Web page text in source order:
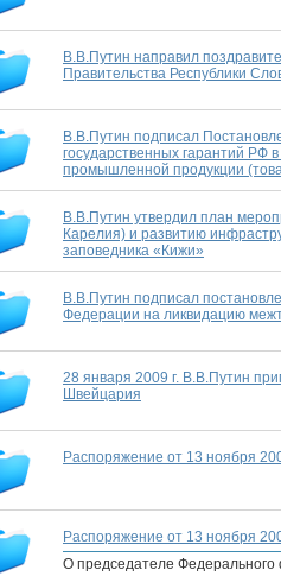
В.В.Путин направил
Правительства Республики
В.В.Путин подписал
государственных гарантий РФ
промышленной продукции
В.В.Путин утвердил план
Карелия) и развитию
заповедника «Кижи»
В.В.Путин подписал
Федерации на ликвидацию
28 января 2009 г. В.В.Путин
Швейцария
Распоряжение от 13 ноября
Распоряжение от 13 ноября
О председателе Федерального